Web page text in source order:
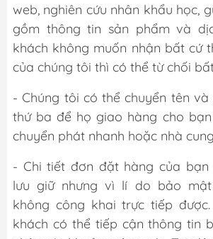
web, nghiên cứu nhân khẩu học,
gồm thông tin sản phẩm và
khách không muốn nhận bất cứ
của chúng tôi thì có thể từ chối
- Chúng tôi có thể chuyển tên
thứ ba để họ giao hàng cho
chuyển phát nhanh hoặc nhà
- Chi tiết đơn đặt hàng của bạn
lưu giữ nhưng vì lí do bảo
không công khai trực tiếp được.
khách có thể tiếp cận thông tin